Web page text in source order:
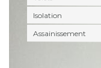
Isolation
Assainissement